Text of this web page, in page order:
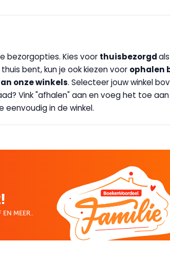
bezorgopties. Kies voor thuisbezorgd
bent, kun je ook kiezen voor ophalen
onze winkels. Selecteer jouw winkel
Vink "afhalen" aan en voeg het toe aan
in de winkel.
EN MEER..